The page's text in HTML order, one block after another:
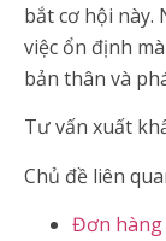
bắt cơ hội này.
việc ổn định
bản thân và
Tư vấn xuất
Chủ đề liên
Đơn